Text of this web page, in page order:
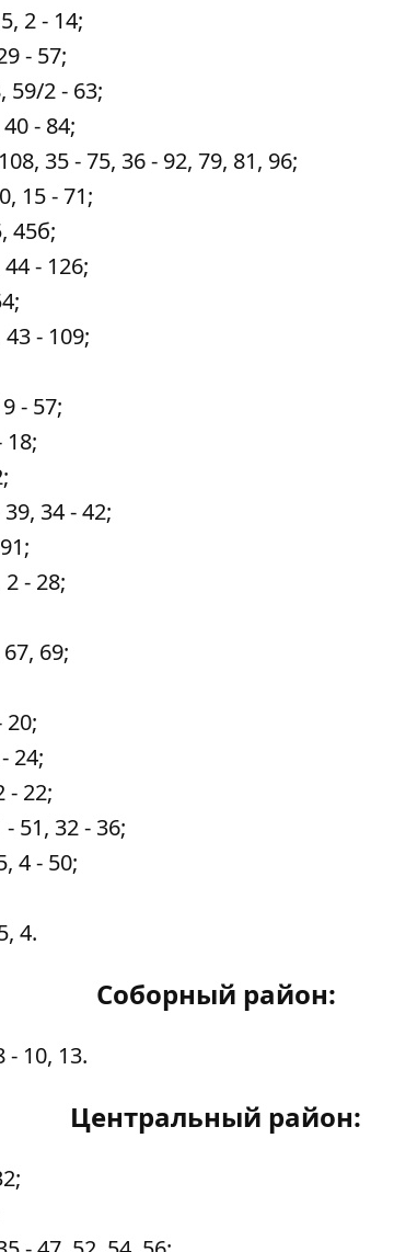
2 - 14;
- 57;
59/2 - 63;
- 84;
35 - 75, 36 - 92, 79, 81, 96;
15 - 71;
45б;
- 126;
- 109;
- 57;
34 - 42;
- 28;
69;
20;
24;
- 22;
51, 32 - 36;
4 - 50;
4.
Соборный район:
10, 13.
Центральный район: